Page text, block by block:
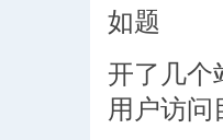
如题
开了几个
用户访